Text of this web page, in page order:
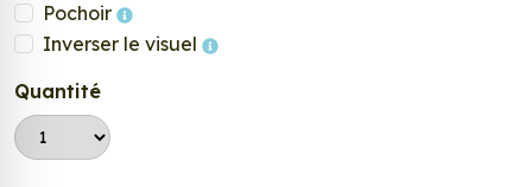
Pochoir
Inverser le visuel
Quantité